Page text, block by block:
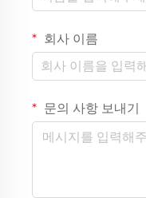
회사 이름
문의 사항 보내기